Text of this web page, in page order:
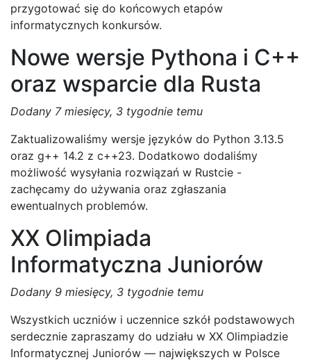
przygotować się do końcowych etapów
informatycznych konkursów.
Nowe wersje Pythona i C++
oraz wsparcie dla Rusta
Dodany 7 miesięcy, 3 tygodnie temu
Zaktualizowaliśmy wersje języków do Python 3.13.5
oraz g++ 14.2 z c++23. Dodatkowo dodaliśmy
możliwość wysyłania rozwiązań w Rustcie -
zachęcamy do używania oraz zgłaszania
ewentualnych problemów.
XX Olimpiada
Informatyczna Juniorów
Dodany 9 miesięcy, 3 tygodnie temu
Wszystkich uczniów i uczennice szkół podstawowych
serdecznie zapraszamy do udziału w XX Olimpiadzie
Informatycznej Juniorów — największych w Polsce